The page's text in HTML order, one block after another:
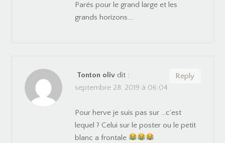
Parés pour le grand large et les
grands horizons….
Tonton oliv dit :
septembre 28, 2019 à 06:04
Pour herve je suis pas sur …c’est
lequel ? Celui sur le poster ou le petit
blanc a frontale
Reply